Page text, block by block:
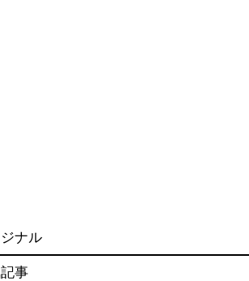
grazie
ナル
grazie
事